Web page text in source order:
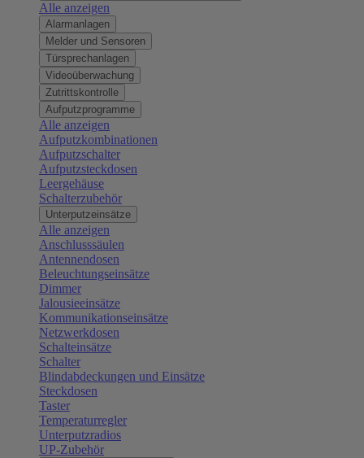
Alle anzeigen
Alarmanlagen
Melder und Sensoren
Türsprechanlagen
Videoüberwachung
Zutrittskontrolle
Aufputzprogramme
Alle anzeigen
Aufputzkombinationen
Aufputzschalter
Aufputzsteckdosen
Leergehäuse
Schalterzubehör
Unterputzeinsätze
Alle anzeigen
Anschlusssäulen
Antennendosen
Beleuchtungseinsätze
Dimmer
Jalousieeinsätze
Kommunikationseinsätze
Netzwerkdosen
Schalteinsätze
Schalter
Blindabdeckungen und Einsätze
Steckdosen
Taster
Temperaturregler
Unterputzradios
UP-Zubehör